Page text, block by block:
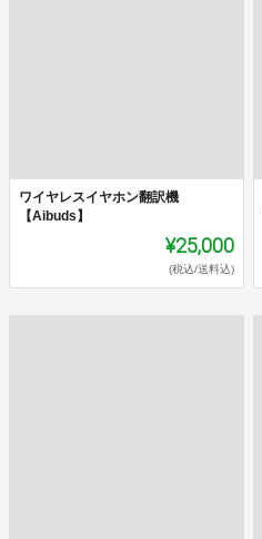
ワイヤレスイヤホン翻訳機
【Aibuds】
¥25,000
(税込/送料込)